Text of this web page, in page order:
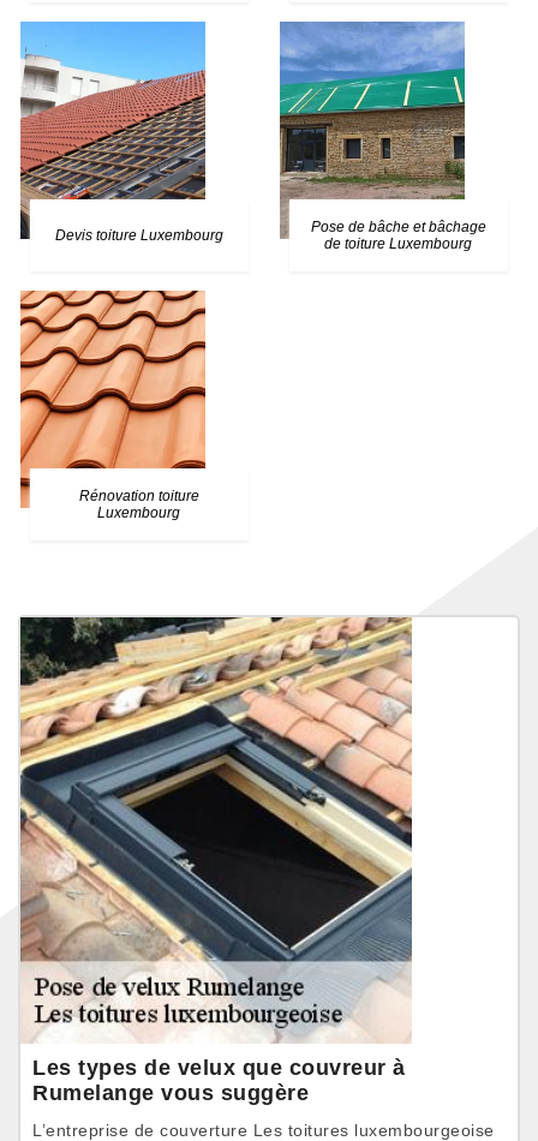
Devis toiture Luxembourg
Pose de bâche et bâchage
de toiture Luxembourg
Rénovation toiture
Luxembourg
Les types de velux que couvreur à
Rumelange vous suggère
L’entreprise de couverture Les toitures luxembourgeoise